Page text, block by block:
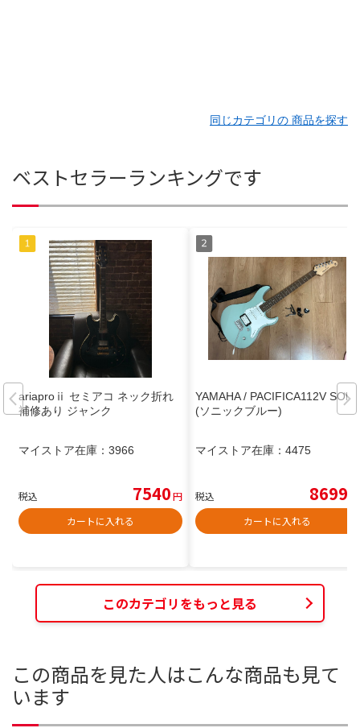
同じカテゴリの 商品を探す
ベストセラーランキングです
ariaproⅱ セミアコ ネック折れ
補修あり ジャンク
マイストア在庫： 3966
税込 7540円
カートに入れる
YAMAHA / PACIFICA112V SOB
(ソニックブルー)
マイストア在庫： 4475
税込 8699
カートに入れる
このカテゴリをもっと見る
この商品を見た人はこんな商品も見て
います